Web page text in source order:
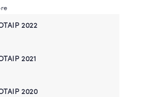
2022
2021
2020